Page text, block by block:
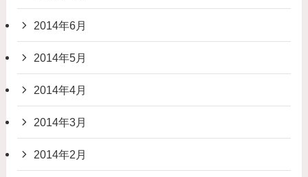
2014年6月
2014年5月
2014年4月
2014年3月
2014年2月